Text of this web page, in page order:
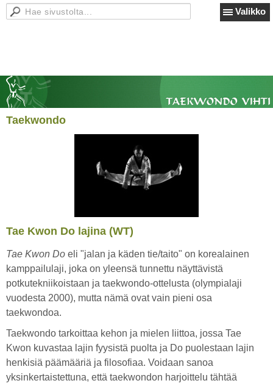
Valikko
Taekwondo
Tae Kwon Do lajina (WT)
Tae Kwon Do eli "jalan ja käden tie/taito" on korealainen
kamppailulaji, joka on yleensä tunnettu näyttävistä
potkutekniikoistaan ja taekwondo-ottelusta (olympialaji
vuodesta 2000), mutta nämä ovat vain pieni osa
taekwondoa.
Taekwondo tarkoittaa kehon ja mielen liittoa, jossa Tae
Kwon kuvastaa lajin fyysistä puolta ja Do puolestaan lajin
henkisiä päämääriä ja filosofiaa. Voidaan sanoa
yksinkertaistettuna, että taekwondon harjoittelu tähtää